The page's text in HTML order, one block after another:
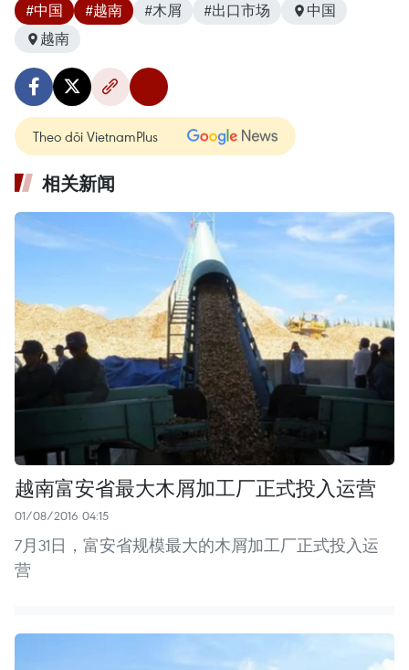
#中国 #越南 #木屑 #出口市场
中国
越南
Theo dõi VietnamPlus
相关新闻
越南富安省最大木屑加工厂正式投入运营
01/08/2016 04:15
7月31日，富安省规模最大的木屑加工厂正式投入运
营